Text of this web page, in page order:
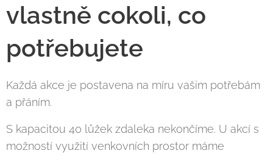
vlastně cokoli, co
potřebujete
Každá akce je postavena na míru vašim potřebám
a přáním.
S kapacitou 40 lůžek zdaleka nekončíme. U akcí s
možností využití venkovních prostor máme